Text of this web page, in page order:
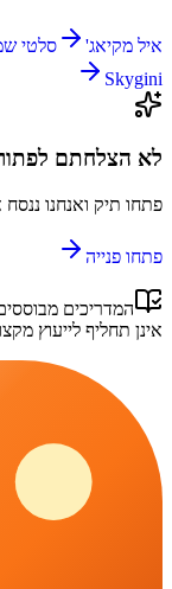
איל מקיאג' סלטי
Skygini
לא הצלחתם
פתחו תיק ואנחנו
פתחו פנייה
המדריכים
אינן תחליף לייעוץ